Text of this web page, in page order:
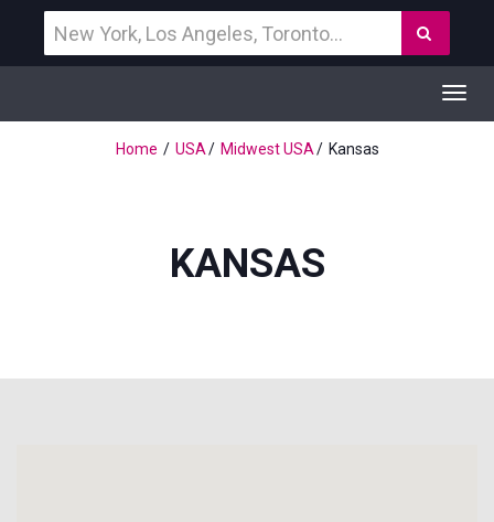
een
bestemming
Home
USA Midwest USA Kansas
KANSAS